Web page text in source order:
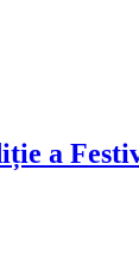
a